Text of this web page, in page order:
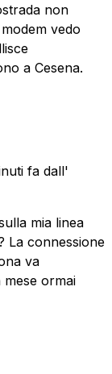
non
vedo
a Cesena.
fa dall'
mia linea
La connessione
va
mese ormai